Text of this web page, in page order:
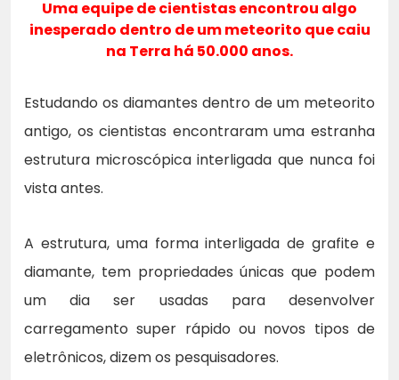
Uma equipe de cientistas encontrou algo
inesperado dentro de um meteorito que caiu
na Terra há 50.000 anos.
Estudando os diamantes dentro de um meteorito
antigo, os cientistas encontraram uma estranha
estrutura microscópica interligada que nunca foi
vista antes.
A estrutura, uma forma interligada de grafite e
diamante, tem propriedades únicas que podem
um dia ser usadas para desenvolver
carregamento super rápido ou novos tipos de
eletrônicos, dizem os pesquisadores.